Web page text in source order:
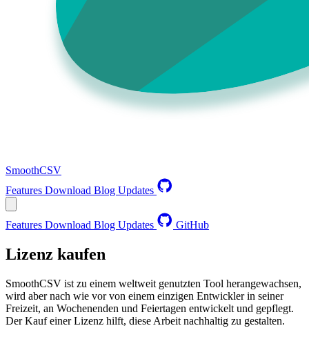
SmoothCSV
Features Download Blog Updates
Features Download Blog Updates GitHub
Lizenz kaufen
SmoothCSV ist zu einem weltweit genutzten Tool herangewachsen,
wird aber nach wie vor von einem einzigen Entwickler in seiner
Freizeit, an Wochenenden und Feiertagen entwickelt und gepflegt.
Der Kauf einer Lizenz hilft, diese Arbeit nachhaltig zu gestalten.